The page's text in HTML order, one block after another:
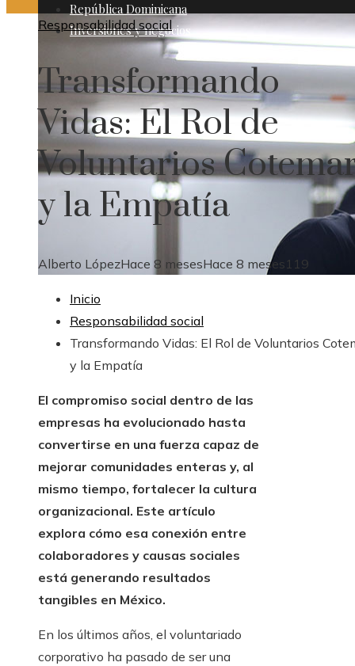
República Dominicana
Inversiones y negocios
Responsabilidad social
Transformando
Vidas: El Rol de
Voluntarios
y la Empatía
Alberto LópezHace 8 mesesHace 8 meses119
Inicio
Responsabilidad social
Transformando Vidas: El Rol de Voluntarios
y la Empatía
El compromiso social dentro de las
empresas ha evolucionado hasta
convertirse en una fuerza capaz de
mejorar comunidades enteras y, al
mismo tiempo, fortalecer la cultura
organizacional. Este artículo
explora cómo esa conexión entre
colaboradores y causas sociales
está generando resultados
tangibles en México.
En los últimos años, el voluntariado
corporativo ha pasado de ser una